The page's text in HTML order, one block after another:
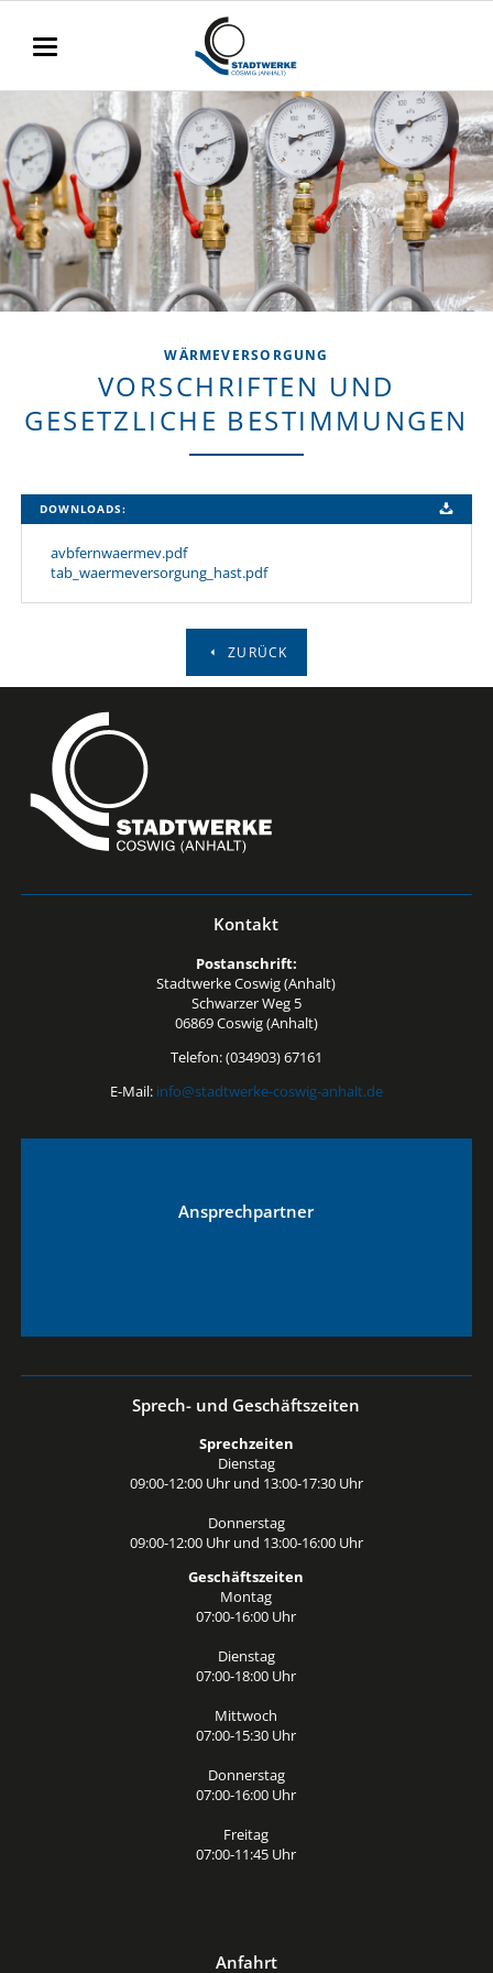
WÄRMEVERSORGUNG
VORSCHRIFTEN UND
GESETZLICHE BESTIMMUNGEN
DOWNLOADS:
avbfernwaermev.pdf
tab_waermeversorgung_hast.pdf
ZURÜCK
Kontakt
Postanschrift:
Stadtwerke Coswig (Anhalt)
Schwarzer Weg 5
06869 Coswig (Anhalt)
Telefon: (034903) 67161
E-Mail: info@stadtwerke-coswig-anhalt.de
Ansprechpartner
Sprech- und Geschäftszeiten
Sprechzeiten
Dienstag
09:00-12:00 Uhr und 13:00-17:30 Uhr
Donnerstag
09:00-12:00 Uhr und 13:00-16:00 Uhr
Geschäftszeiten
Montag
07:00-16:00 Uhr
Dienstag
07:00-18:00 Uhr
Mittwoch
07:00-15:30 Uhr
Donnerstag
07:00-16:00 Uhr
Freitag
07:00-11:45 Uhr
Anfahrt